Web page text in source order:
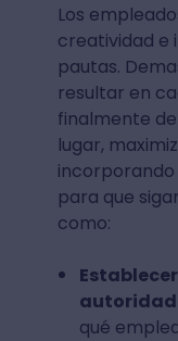
Los
creatividad e
pautas.
resultar en
finalmente
lugar,
para que
como:
qué